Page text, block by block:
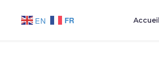
EN FR Accueil